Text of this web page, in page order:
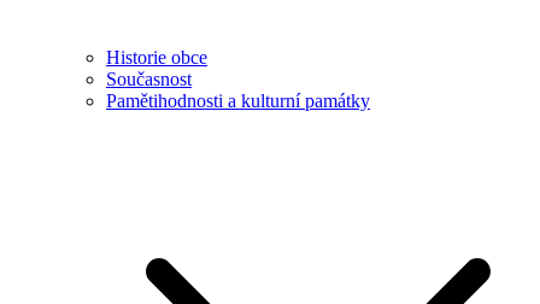
Historie obce
Současnost
Pamětihodnosti a kulturní památky